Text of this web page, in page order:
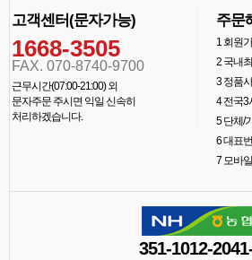
고객센터(문자가능)
1668-3505
FAX. 070-8740-9700
근무시간(07:00-21:00) 외
문자주문 주시면 익일 신속히
처리하겠습니다.
주문
1회원
2국내
3정품
4전국3
5단체/
6대표
7모바
351-1012-